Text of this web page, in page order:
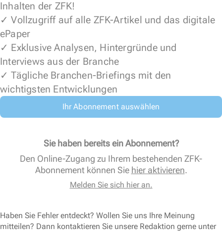
Inhalten der ZFK!
✓ Vollzugriff auf alle ZFK-Artikel und das digitale
ePaper
✓ Exklusive Analysen, Hintergründe und
Interviews aus der Branche
✓ Tägliche Branchen-Briefings mit den
wichtigsten Entwicklungen
Ihr Abonnement auswählen
Sie haben bereits ein Abonnement?
Den Online-Zugang zu Ihrem bestehenden ZFK-
Abonnement können Sie hier aktivieren.
Melden Sie sich hier an.
Haben Sie Fehler entdeckt? Wollen Sie uns Ihre Meinung
mitteilen? Dann kontaktieren Sie unsere Redaktion gerne unter